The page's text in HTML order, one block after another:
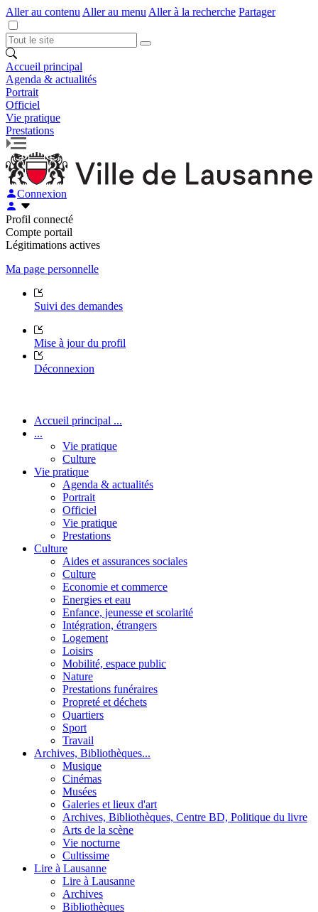
Aller au contenu Aller au menu Aller à la recherche Partager
Accueil principal
Agenda & actualités
Portrait
Officiel
Vie pratique
Prestations
Connexion
Profil connecté
Compte portail
Légitimations actives
Ma page personnelle
Suivi des demandes
Mise à jour du profil
Déconnexion
Accueil principal ...
...
Vie pratique
Culture
Vie pratique
Agenda & actualités
Portrait
Officiel
Vie pratique
Prestations
Culture
Aides et assurances sociales
Culture
Economie et commerce
Energies et eau
Enfance, jeunesse et scolarité
Intégration, étrangers
Logement
Loisirs
Mobilité, espace public
Nature
Prestations funéraires
Propreté et déchets
Quartiers
Sport
Travail
Archives, Bibliothèques...
Musique
Cinémas
Musées
Galeries et lieux d'art
Archives, Bibliothèques, Centre BD, Politique du livre
Arts de la scène
Vie nocturne
Cultissime
Lire à Lausanne
Lire à Lausanne
Archives
Bibliothèques